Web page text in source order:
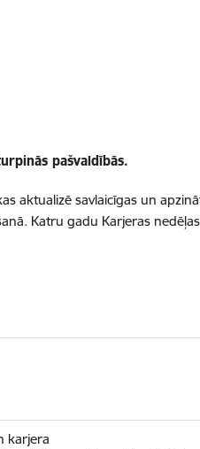
pašvaldībās.
aktualizē savlaicīgas un
Katru gadu Karjeras
karjera